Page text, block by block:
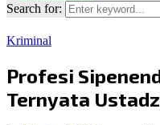
Search for:
Kriminal
Profesi
Ternyata